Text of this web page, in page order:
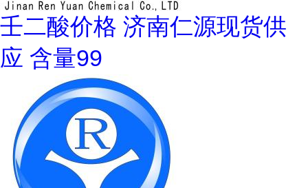
壬二酸价格 济南仁源现货供
应 含量99